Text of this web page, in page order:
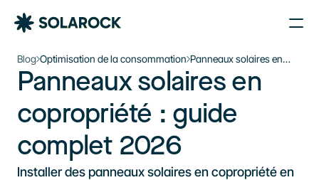
Nos Agences
Nos Installations
Blog
À propos de Solarock
Nos produits
Blog Optimisation de la consommation Panneaux solaires en
copropriété : guide
complet 2026
Panneaux solaires en
copropriété : guide
complet 2026
Installer des panneaux solaires en copropriété en
Le plein d’énergie solaire
dans votre boîte mail
Je souhaite m’inscrire à la newsletter
S'inscrire à la newsletter